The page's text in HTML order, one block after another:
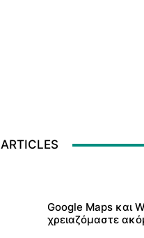
Google Maps και
χρειαζόμαστε